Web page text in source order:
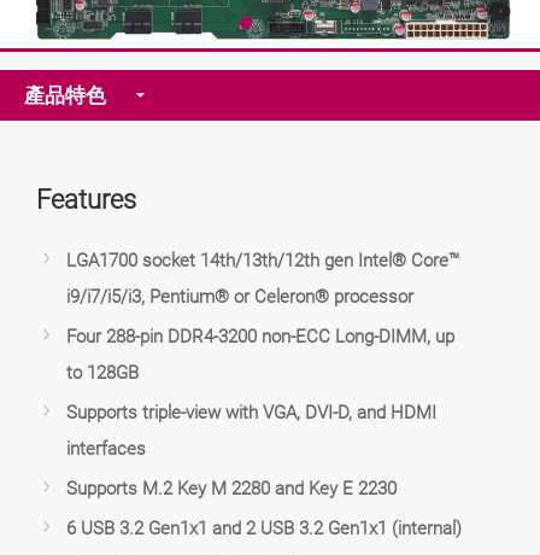
產品特色
Features
LGA1700 socket 14th/13th/12th gen Intel® Core™
i9/i7/i5/i3, Pentium® or Celeron® processor
Four 288-pin DDR4-3200 non-ECC Long-DIMM, up
to 128GB
Supports triple-view with VGA, DVI-D, and HDMI
interfaces
Supports M.2 Key M 2280 and Key E 2230
6 USB 3.2 Gen1x1 and 2 USB 3.2 Gen1x1 (internal)